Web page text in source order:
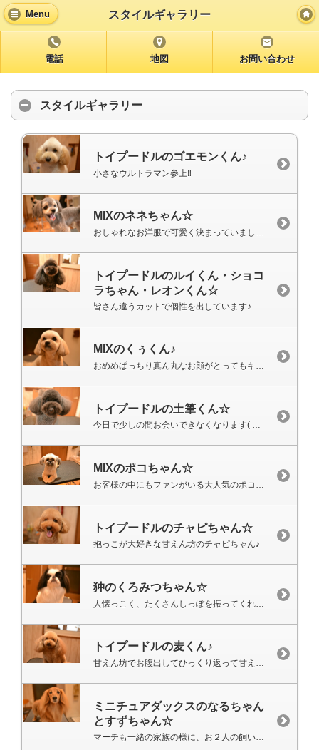
Menu スタイルギャラリー
電話 地図 お問い合わせ
スタイルギャラリー
トイプードルのゴエモンくん♪
小さなウルトラマン参上‼
MIXのネネちゃん☆
おしゃれなお洋服で可愛く決まっていました♡
トイプードルのルイくん・ショコ
ラちゃん・レオンくん☆
皆さん違うカットで個性を出しています♪
MIXのくぅくん♪
おめめぱっちり真ん丸なお顔がとってもキュート♡
トイプードルの土筆くん☆
今日で少しの間お会いできなくなります( ；∀；)
MIXのポコちゃん☆
お客様の中にもファンがいる大人気のポコちゃんです♡
トイプードルのチャピちゃん☆
抱っこが大好きな甘えん坊のチャピちゃん♪
狆のくろみつちゃん☆
トイプードルの麦くん♪
甘えん坊でお腹出してひっくり返って甘えてくれます♡
ミニチュアダックスのなるちゃん
とすずちゃん☆
マーチも一緒の家族の様に、お２人の飼い主様になついています♡